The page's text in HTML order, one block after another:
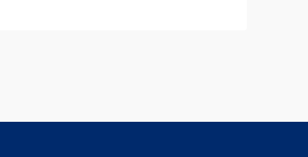
classificazione del binario...